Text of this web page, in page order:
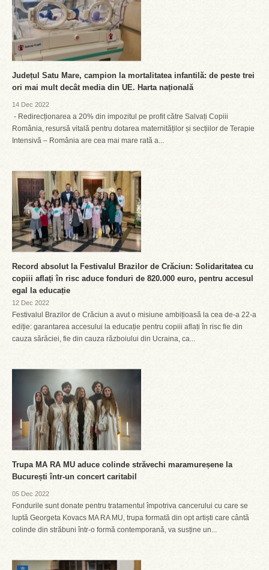
Județul Satu Mare, campion la mortalitatea infantilă: de peste trei
ori mai mult decât media din UE. Harta națională
14 Dec 2022
- Redirecționarea a 20% din impozitul pe profit către Salvați Copiii
România, resursă vitală pentru dotarea maternităților și secțiilor de Terapie
Intensivă – România are cea mai mare rată a...
Record absolut la Festivalul Brazilor de Crăciun: Solidaritatea cu
copiii aflați în risc aduce fonduri de 820.000 euro, pentru accesul
egal la educație
12 Dec 2022
Festivalul Brazilor de Crăciun a avut o misiune ambițioasă la cea de-a 22-a
ediție: garantarea accesului la educație pentru copiii aflați în risc fie din
cauza sărăciei, fie din cauza războiului din Ucraina, ca...
Trupa MA RA MU aduce colinde străvechi maramureșene la
București într-un concert caritabil
05 Dec 2022
Fondurile sunt donate pentru tratamentul împotriva cancerului cu care se
luptă Georgeta Kovacs MA RA MU, trupa formată din opt artiști care cântă
colinde din străbuni într-o formă contemporană, va susține un...